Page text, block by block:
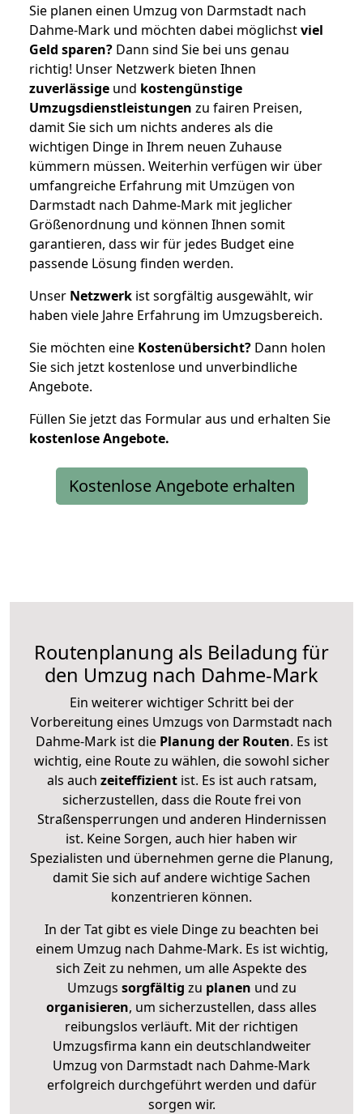
Sie planen einen Umzug von Darmstadt nach
Dahme-Mark und möchten dabei möglichstviel
Geld sparen? Dann sind Sie bei uns genau
richtig! Unser Netzwerk bieten Ihnen
zuverlässige und kostengünstige
Umzugsdienstleistungen zu fairen Preisen,
damit Sie sich um nichts anderes als die
wichtigen Dinge in Ihrem neuen Zuhause
kümmern müssen. Weiterhin verfügen wir über
umfangreiche Erfahrung mit Umzügen von
Darmstadt nach Dahme-Mark mit jeglicher
Größenordnung und können Ihnen somit
garantieren, dass wir für jedes Budget eine
passende Lösung finden werden.
Unser Netzwerk ist sorgfältig ausgewählt, wir
haben viele Jahre Erfahrung im Umzugsbereich.
Sie möchten eine Kostenübersicht? Dann holen
Sie sich jetzt kostenlose und unverbindliche
Angebote.
Füllen Sie jetzt das Formular aus und erhalten Sie
kostenloseAngebote.
Kostenlose Angebote erhalten
Routenplanung als Beiladung für
den Umzug nach Dahme-Mark
Ein weiterer wichtiger Schritt bei der
Vorbereitung eines Umzugs von Darmstadt nach
Dahme-Mark ist diePlanung der Routen. Es ist
wichtig, eine Route zu wählen, die sowohl sicher
als auch zeiteffizientist. Es ist auch ratsam,
sicherzustellen, dass die Route frei von
Straßensperrungen und anderen Hindernissen
ist. Keine Sorgen, auch hier haben wir
Spezialisten und übernehmen gerne die Planung,
damit Sie sich auf andere wichtige Sachen
konzentrieren können.
In der Tat gibt es viele Dinge zu beachten bei
einem Umzug nach Dahme-Mark. Es ist wichtig,
sich Zeit zu nehmen, um alle Aspekte des
Umzugs sorgfältig zu planen und zu
organisieren, um sicherzustellen, dass alles
reibungslos verläuft. Mit der richtigen
Umzugsfirma kann ein deutschlandweiter
Umzug von Darmstadt nach Dahme-Mark
erfolgreich durchgeführt werden und dafür
sorgen wir.